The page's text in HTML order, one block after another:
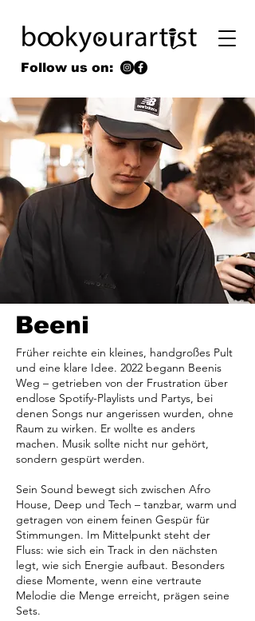
Follow us on:
Beeni
Früher reichte ein kleines, handgroßes Pult
und eine klare Idee. 2022 begann Beenis
Weg – getrieben von der Frustration über
endlose Spotify-Playlists und Partys, bei
denen Songs nur angerissen wurden, ohne
Raum zu wirken. Er wollte es anders
machen. Musik sollte nicht nur gehört,
sondern gespürt werden.
Sein Sound bewegt sich zwischen Afro
House, Deep und Tech – tanzbar, warm und
getragen von einem feinen Gespür für
Stimmungen. Im Mittelpunkt steht der
Fluss: wie sich ein Track in den nächsten
legt, wie sich Energie aufbaut. Besonders
diese Momente, wenn eine vertraute
Melodie die Menge erreicht, prägen seine
Sets.